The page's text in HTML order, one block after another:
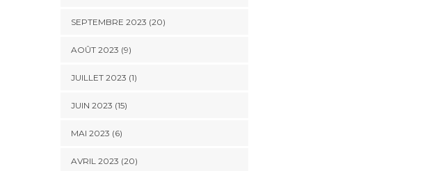
SEPTEMBRE 2023 (20)
AOÛT 2023 (9)
JUILLET 2023 (1)
JUIN 2023 (15)
MAI 2023 (6)
AVRIL 2023 (20)